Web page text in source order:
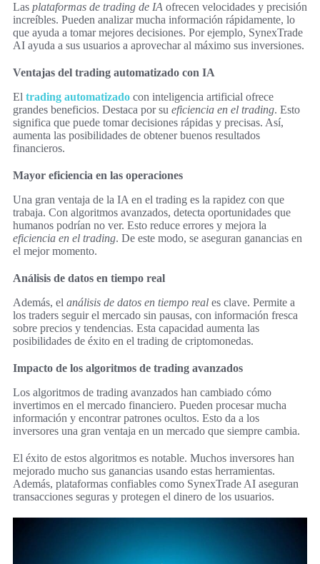
Las plataformas de trading de IA ofrecen velocidades y precisión
increíbles. Pueden analizar mucha información rápidamente, lo
que ayuda a tomar mejores decisiones. Por ejemplo, SynexTrade
AI ayuda a sus usuarios a aprovechar al máximo sus inversiones.
Ventajas del trading automatizado con IA
El trading automatizado con inteligencia artificial ofrece
grandes beneficios. Destaca por su eficiencia en el trading. Esto
significa que puede tomar decisiones rápidas y precisas. Así,
aumenta las posibilidades de obtener buenos resultados
financieros.
Mayor eficiencia en las operaciones
Una gran ventaja de la IA en el trading es la rapidez con que
trabaja. Con algoritmos avanzados, detecta oportunidades que
humanos podrían no ver. Esto reduce errores y mejora la
eficiencia en el trading. De este modo, se aseguran ganancias en
el mejor momento.
Análisis de datos en tiempo real
Además, el análisis de datos en tiempo real es clave. Permite a
los traders seguir el mercado sin pausas, con información fresca
sobre precios y tendencias. Esta capacidad aumenta las
posibilidades de éxito en el trading de criptomonedas.
Impacto de los algoritmos de trading avanzados
Los algoritmos de trading avanzados han cambiado cómo
invertimos en el mercado financiero. Pueden procesar mucha
información y encontrar patrones ocultos. Esto da a los
inversores una gran ventaja en un mercado que siempre cambia.
El éxito de estos algoritmos es notable. Muchos inversores han
mejorado mucho sus ganancias usando estas herramientas.
Además, plataformas confiables como SynexTrade AI aseguran
transacciones seguras y protegen el dinero de los usuarios.